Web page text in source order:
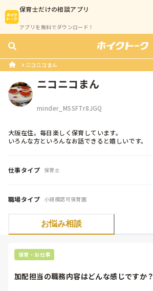
保育士だけの相談アプリ
アプリを無料でダウンロード！
ニコニコまん
ニコニコまん
minder_MSSFTr8JGQ
大阪在住。毎日楽しく保育しています。
いろんな方といろんなお話できると嬉しいです。
仕事タイプ 保育士
職場タイプ 小規模認可保育園
お悩み相談
保育・お仕事
加配担当の職務内容はどんな感じですか？